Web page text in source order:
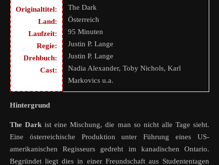
Originaltitel:
Land:
Laufzeit:
Regie:
Drehbuch:
Cast:
The Dark
Österreich
95 Minuten
Justin P. Lange
Justin P. Lange
Nadia Alexander, Toby Nichols, Karl
Markovics u.a.
Hintergrund
The Darkist eine Mischung, die man so nicht alle Tage sieht.
Eine österreichische Produktion unter Führung eines US-
amerikanischen Regisseurs gedreht im kanadischen Ontario.
Begründet liegt dies in einer Freundschaft aus Studententagen